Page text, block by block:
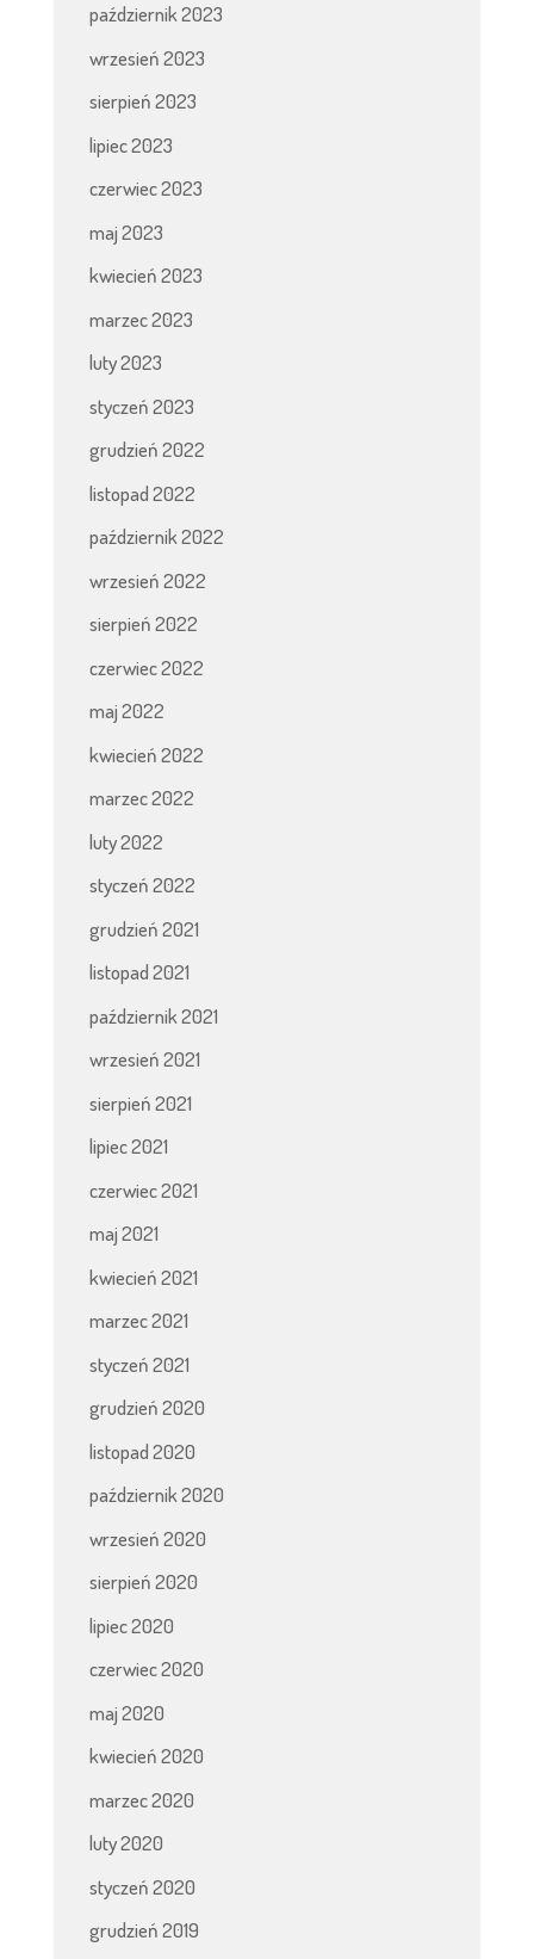
październik 2023
wrzesień 2023
sierpień 2023
lipiec 2023
czerwiec 2023
maj 2023
kwiecień 2023
marzec 2023
luty 2023
styczeń 2023
grudzień 2022
listopad 2022
październik 2022
wrzesień 2022
sierpień 2022
czerwiec 2022
maj 2022
kwiecień 2022
marzec 2022
luty 2022
styczeń 2022
grudzień 2021
listopad 2021
październik 2021
wrzesień 2021
sierpień 2021
lipiec 2021
czerwiec 2021
maj 2021
kwiecień 2021
marzec 2021
styczeń 2021
grudzień 2020
listopad 2020
październik 2020
wrzesień 2020
sierpień 2020
lipiec 2020
czerwiec 2020
maj 2020
kwiecień 2020
marzec 2020
luty 2020
styczeń 2020
grudzień 2019